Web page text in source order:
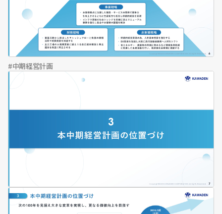
中期経営計画
財務戦略全般
中期経営計画
中期経営計画振り返り
資本コスト・株価関連
キャッシュアロケーション
株主との対話
中長期財務見通し
マテリアリティ